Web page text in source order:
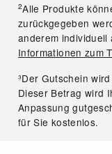
2Alle Produkte
zurückgegeben
anderem
Informationen zum
³Der Gutschein
Dieser Betrag wird
Anpassung
für Sie kostenlos.